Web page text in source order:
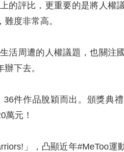
的評比，更重要的是將人權
度非常高。
活周遭的人權議題，也關注
下去。
件作品脫穎而出。頒獎典
萬元！
」，凸顯近年#MeToo運